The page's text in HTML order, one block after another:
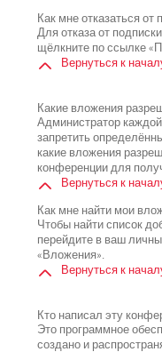
Как мне отказаться от
Для отказа от
щёлкните по ссылке
Вернуться к
Какие вложения
Администратор
запретить
какие вложения
конференции для
Вернуться к
Как мне найти мои
Чтобы найти список
перейдите в ваш
«Вложения».
Вернуться к
Кто написал эту
Это программное
создано и